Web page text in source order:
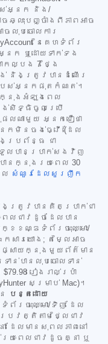
ស់អ្នក និង/
ះបញ្ចាំងពីភាពអាច
លុបចោលការ
នៃគេហទំព័រ
នក ឬដោយទាក់ទង
កល្បង 7 ថ្ងៃ
និងត្រូវបានដំណើរ
បស់អ្នកផុតកំណត់។
នុងអំឡុងពេល
សិទ្ធិចូលប្រើ
ផលណាមួយ អ្នកជឿថា
កមិនចង់ធ្វើ (ដែល
ងប្រព័ន្ធ ជា
លបានប្រាក់សងវិញ
ានក្នុងរយៈពេល 30
ល សំណួរដែលសួរញឹក
ត្រូវបានគិតប្រាក់ជា
លជាវដូចដែលបាន
ខណ្ឌទំព័រចុះឈ្មោះ/
សារយោង; តម្លៃអាច
ផ្សាយក្នុងមួយព័ត៌មាន
បានលុបចោលទាន់
$79.98 រៀងរាល់ប្រាំ
សម្រាប់ Mac)។
បន្តដោយ
ចុះឈ្មោះ/ទិញ ដែល
វត្តិតាមថ្លៃជាវ
ដែលមានសុពលភាពនៅ
ពេលជាវដូចគ្នា ឬ